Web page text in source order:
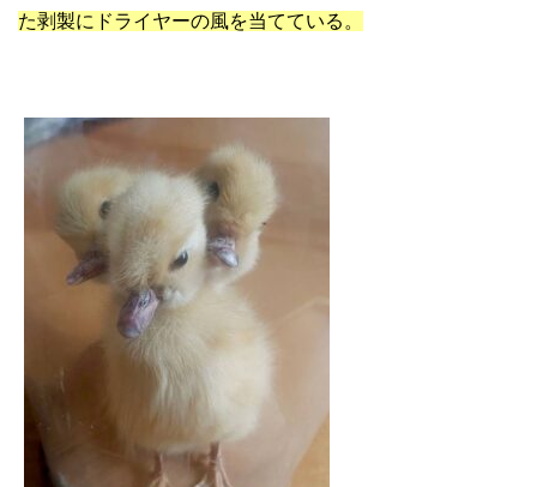
た剥製にドライヤーの風を当てている。